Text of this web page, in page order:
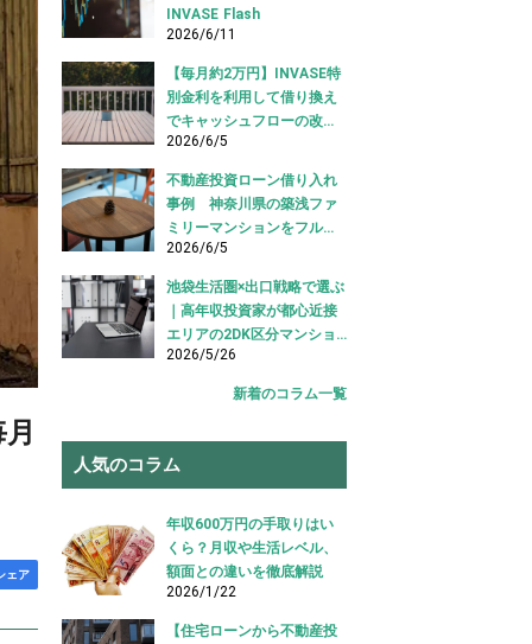
ェア
INVASE Flash
2026/6/11
【毎月約2万円】INVASE特
別金利を利用して借り換え
でキャッシュフローの改善
に成功！｜東京都江東区
【不動産投資ローン 借り換
え事例】
2026/6/5
不動産投資ローン借り入れ
事例 神奈川県の築浅ファ
ミリーマンションをフルロ
ーンで借り入れ成功【不動
産投資ローン借り入れ事
例】
2026/6/5
池袋生活圏×出口戦略で選ぶ
｜高年収投資家が都心近接
エリアの2DK区分マンショ
ンを購入した事例【不動産
投資 購入事例】
2026/5/26
新着のコラム一覧
人気のコラム
年収600万円の手取りはい
くら？月収や生活レベル、
額面との違いを徹底解説
2026/1/22
【住宅ローンから不動産投